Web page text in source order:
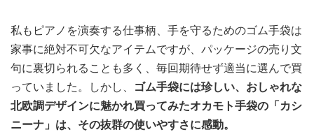
私もピアノを演奏する仕事柄、手を守るためのゴム手袋は
家事に絶対不可欠なアイテムですが、パッケージの売り文
句に裏切られることも多く、毎回期待せず適当に選んで買
っていました。しかし、
ゴム手袋には珍しい、おしゃれな
北欧調デザインに魅かれ買ってみたオカモト手袋の「カシ
ニーナ」は、その抜群の使いやすさに感動。